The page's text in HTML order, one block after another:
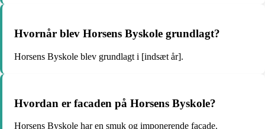
Hvornår blev Horsens Byskole grundlagt?
Horsens Byskole blev grundlagt i [indsæt år].
Hvordan er facaden på Horsens Byskole?
Horsens Byskole har en smuk og imponerende facade.